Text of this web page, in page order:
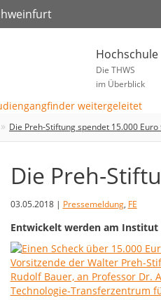
Hochschule
Die THWS
im Überblick
Die Preh-Stiftung spendet 15.000 Euro
Die Preh-
03.05.2018 | Pressemeldung, FE
Entwickelt werden am Institut